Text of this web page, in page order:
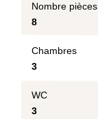
Nombre pièces
8
Chambres
3
WC
3